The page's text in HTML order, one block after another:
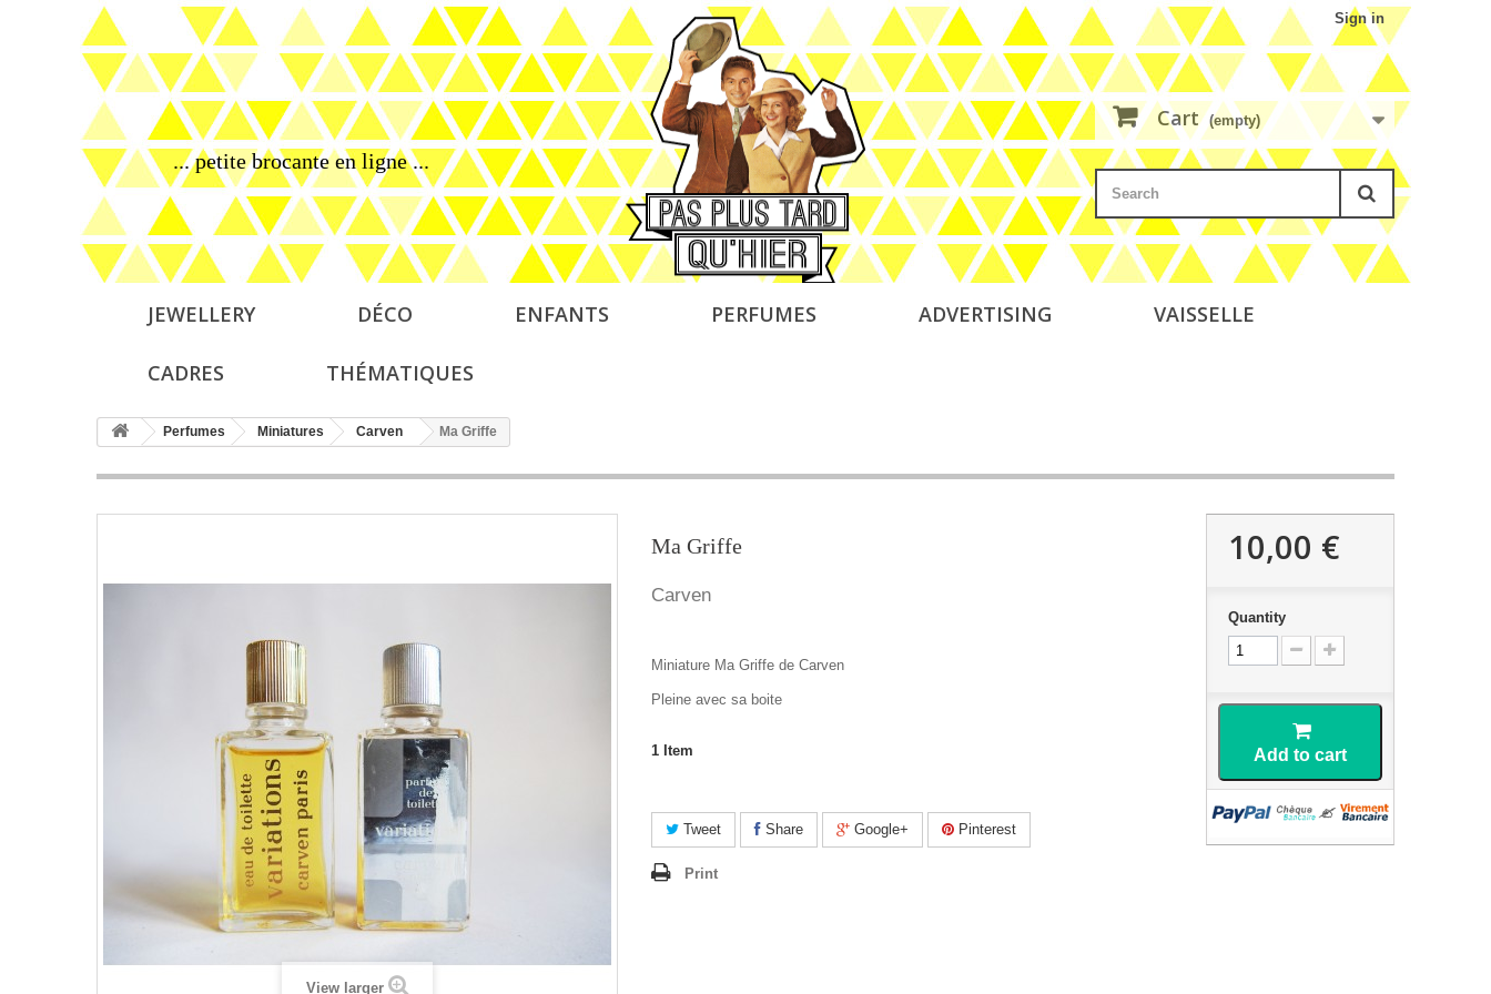
... petite brocante en ligne ...
Sign in
Cart (empty)
JEWELLERY DÉCO ENFANTS PERFUMES ADVERTISING VAISSELLE
CADRES THÉMATIQUES
Perfumes Miniatures Carven Ma Griffe
View larger
Ma Griffe
Carven
Miniature Ma Griffe de Carven
Pleine avec sa boite
1 Item
Tweet Share Google+ Pinterest
Print
10,00 €
Quantity
Add to cart